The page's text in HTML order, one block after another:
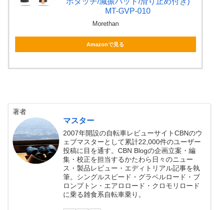
MT-GVP-010
Morethan
Amazonで見る
著者
マスター
2007年開設の自転車レビューサイトCBNのウ
ェブマスターとして累計22,000件のユーザー
投稿に目を通す。CBN Blogの企画立案・編
集・校正を担当するかたわら日々のニュー
ス・製品レビュー・エディトリアル記事を執
筆。シングルスピード・グラベルロード・ブ
ロンプトン・エアロロード・クロモリロード
に乗る雑食系自転車乗り。